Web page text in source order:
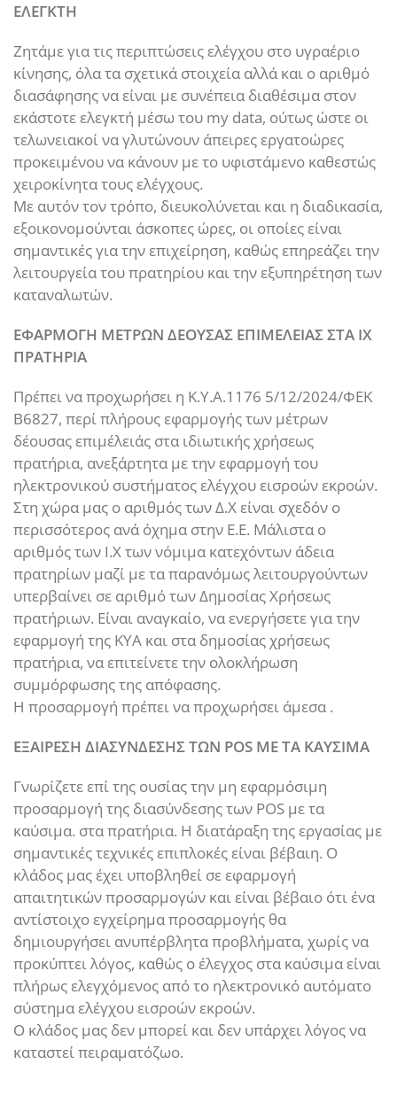
ΕΛΕΓΚΤΗ
Ζητάμε για τις περιπτώσεις ελέγχου στο υγραέριο
κίνησης, όλα τα σχετικά στοιχεία αλλά και ο αριθμό
διασάφησης να είναι με συνέπεια διαθέσιμα στον
εκάστοτε ελεγκτή μέσω του my data, ούτως ώστε οι
τελωνειακοί να γλυτώνουν άπειρες εργατοώρες
προκειμένου να κάνουν με το υφιστάμενο καθεστώς
χειροκίνητα τους ελέγχους.
Με αυτόν τον τρόπο, διευκολύνεται και η διαδικασία,
εξοικονομούνται άσκοπες ώρες, οι οποίες είναι
σημαντικές για την επιχείρηση, καθώς επηρεάζει την
λειτουργεία του πρατηρίου και την εξυπηρέτηση των
καταναλωτών.
ΕΦΑΡΜΟΓΗ ΜΕΤΡΩΝ ΔΕΟΥΣΑΣ ΕΠΙΜΕΛΕΙΑΣ ΣΤΑ ΙΧ
ΠΡΑΤΗΡΙΑ
Πρέπει να προχωρήσει η Κ.Υ.Α.1176 5/12/2024/ΦΕΚ
Β6827, περί πλήρους εφαρμογής των μέτρων
δέουσας επιμέλειάς στα ιδιωτικής χρήσεως
πρατήρια, ανεξάρτητα με την εφαρμογή του
ηλεκτρονικού συστήματος ελέγχου εισροών εκροών.
Στη χώρα μας ο αριθμός των Δ.Χ είναι σχεδόν ο
περισσότερος ανά όχημα στην Ε.Ε. Μάλιστα ο
αριθμός των Ι.Χ των νόμιμα κατεχόντων άδεια
πρατηρίων μαζί με τα παρανόμως λειτουργούντων
υπερβαίνει σε αριθμό των Δημοσίας Χρήσεως
πρατήριων. Είναι αναγκαίο, να ενεργήσετε για την
εφαρμογή της ΚΥΑ και στα δημοσίας χρήσεως
πρατήρια, να επιτείνετε την ολοκλήρωση
συμμόρφωσης της απόφασης.
Η προσαρμογή πρέπει να προχωρήσει άμεσα .
ΕΞΑΙΡΕΣΗ ΔΙΑΣΥΝΔΕΣΗΣ ΤΩΝ POS ΜΕ ΤΑ ΚΑΥΣΙΜΑ
Γνωρίζετε επί της ουσίας την μη εφαρμόσιμη
προσαρμογή της διασύνδεσης των POS με τα
καύσιμα. στα πρατήρια. Η διατάραξη της εργασίας με
σημαντικές τεχνικές επιπλοκές είναι βέβαιη. Ο
κλάδος μας έχει υποβληθεί σε εφαρμογή
απαιτητικών προσαρμογών και είναι βέβαιο ότι ένα
αντίστοιχο εγχείρημα προσαρμογής θα
δημιουργήσει ανυπέρβλητα προβλήματα, χωρίς να
προκύπτει λόγος, καθώς ο έλεγχος στα καύσιμα είναι
πλήρως ελεγχόμενος από το ηλεκτρονικό αυτόματο
σύστημα ελέγχου εισροών εκροών.
Ο κλάδος μας δεν μπορεί και δεν υπάρχει λόγος να
καταστεί πειραματόζωο.